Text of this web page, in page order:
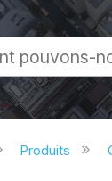
Produits